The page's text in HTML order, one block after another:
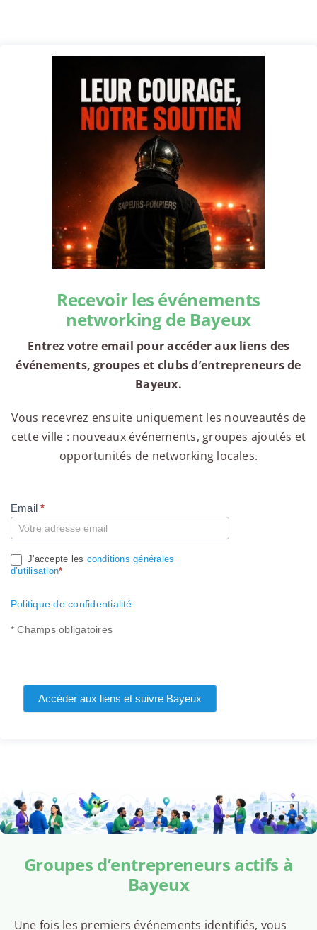
Recevoir les événements
networking de Bayeux
Entrez votre email pour accéder aux liens des
événements, groupes et clubs d’entrepreneurs de
Bayeux.
Vous recevrez ensuite uniquement les nouveautés de
cette ville : nouveaux événements, groupes ajoutés et
opportunités de networking locales.
Compte
Email*
J'accepte les conditions générales
d’utilisation*
Politique de confidentialité
* Champs obligatoires
Accéder aux liens et suivre Bayeux
Groupes d’entrepreneurs actifs à
Bayeux
Une fois les premiers événements identifiés, vous